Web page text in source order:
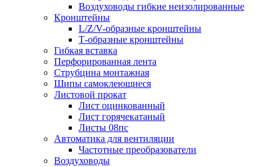
Воздуховоды гибкие неизолированные
Кронштейны
L/Z/V-образные кронштейны
Т-образные кронштейны
Гибкая вставка
Перфорированная лента
Струбцина монтажная
Шипы самоклеющиеся
Листовой прокат
Лист оцинкованный
Лист горячекатаный
Листы 08пс
Автоматика для вентиляции
Частотные преобразователи
Воздуховоды